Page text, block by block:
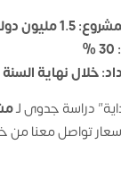
دولار
خلال نهاية السنة
دراسة جدوى لـ
تواصل معنا من